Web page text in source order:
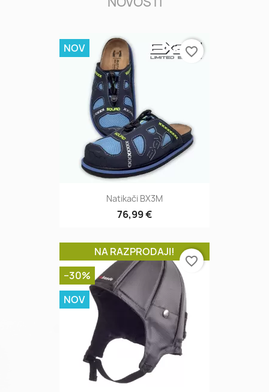
Natikači BX3M
76,99 €
NOV favorite_border
NA RAZPRODAJI!
−30%
NOV
favorite_border